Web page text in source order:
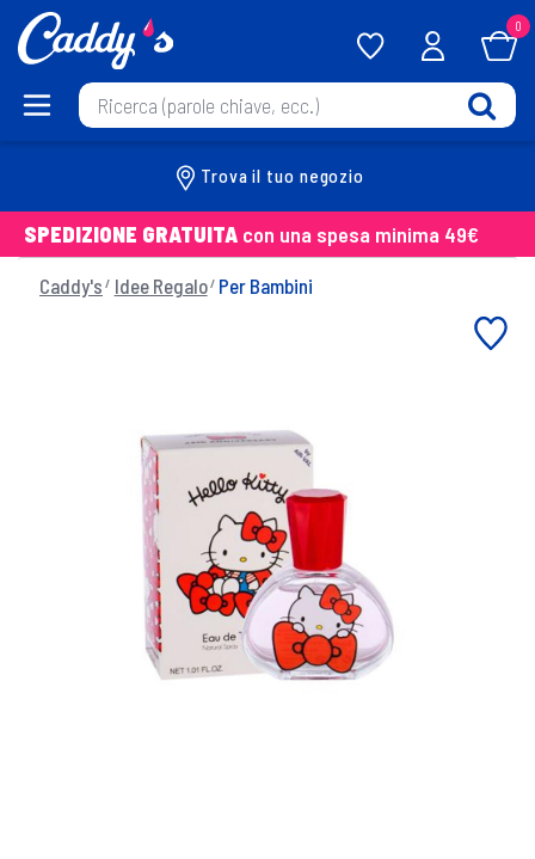
0
Trova il tuo negozio
SPEDIZIONE GRATUITA con una spesa minima 49€
Caddy's Idee Regalo Per Bambini